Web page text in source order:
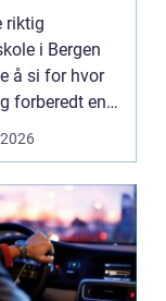
til
riktig
i Bergen
å si for hvor
forberedt en
seg når ...